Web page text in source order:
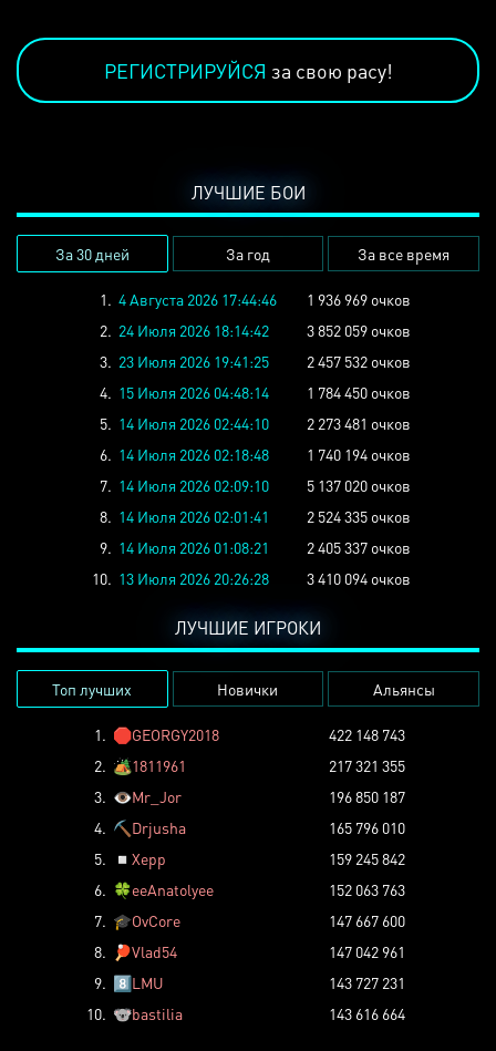
РЕГИСТРИРУЙСЯ за свою расу!
ЛУЧШИЕ БОИ
За 30 дней За год За все время
1. 4 Августа 2026 17:44:46
1 936 969 очков
2. 24 Июля 2026 18:14:42
3 852 059 очков
3. 23 Июля 2026 19:41:25
2 457 532 очков
4. 15 Июля 2026 04:48:14
1 784 450 очков
5. 14 Июля 2026 02:44:10
2 273 481 очков
6. 14 Июля 2026 02:18:48
1 740 194 очков
7. 14 Июля 2026 02:09:10
5 137 020 очков
8. 14 Июля 2026 02:01:41
2 524 335 очков
9. 14 Июля 2026 01:08:21
2 405 337 очков
10. 13 Июля 2026 20:26:28 3 410 094 очков
ЛУЧШИЕ ИГРОКИ
Топ лучших Новички Альянсы
1. 🛑GEORGY2018
422 148 743
2. 🏕️1811961
217 321 355
3. 👁️Mr_Jor
196 850 187
4. ⛏️ Drjusha
165 796 010
5.
◽ Xepp
159 245 842
6. 🍀eeAnatolyee
152 063 763
7. 🎓OvCore
147 667 600
8.
🏓Vlad54
147 042 961
9. 8️⃣LMU
143 727 231
10. 🐨bastilia 143 616 664